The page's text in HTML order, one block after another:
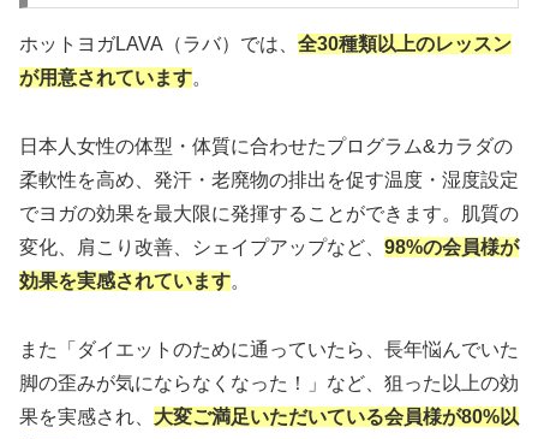
ホットヨガLAVA（ラバ）では、 全30種類以上のレッスン
が用意されています。
日本人女性の体型・体質に合わせたプログラム&カラダの
柔軟性を高め、発汗・老廃物の排出を促す温度・湿度設定
でヨガの効果を最大限に発揮することができます。肌質の
変化、肩こり改善、シェイプアップなど、 98%の会員様が
効果を実感されています。
また「ダイエットのために通っていたら、長年悩んでいた
脚の歪みが気にならなくなった！」など、狙った以上の効
果を実感され、 大変ご満足いただいている会員様が80%以